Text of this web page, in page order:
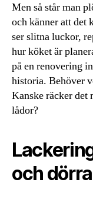
Men så står man
och känner att det
ser slitna luckor,
hur köket är
på en renovering
historia. Behöver
Kanske räcker det
lådor?
och